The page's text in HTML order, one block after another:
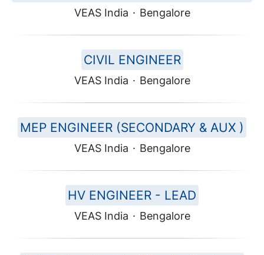
VEAS India · Bengalore
CIVIL ENGINEER
VEAS India · Bengalore
MEP ENGINEER (SECONDARY & AUX )
VEAS India · Bengalore
HV ENGINEER - LEAD
VEAS India · Bengalore